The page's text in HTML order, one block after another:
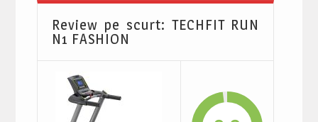
Review pe scurt: TECHFIT RUN
N1 FASHION